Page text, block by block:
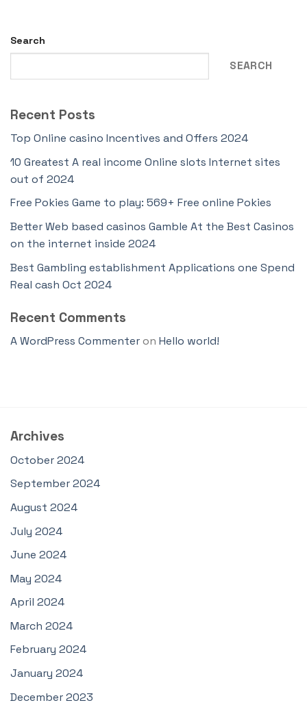
Search
SEARCH
Recent Posts
Top Online casino Incentives and Offers 2024
10 Greatest A real income Online slots Internet sites
out of 2024
Free Pokies Game to play: 569+ Free online Pokies
Better Web based casinos Gamble At the Best Casinos
on the internet inside 2024
Best Gambling establishment Applications one Spend
Real cash Oct 2024
Recent Comments
A WordPress Commenteron Hello world!
Archives
October 2024
September 2024
August 2024
July 2024
June 2024
May 2024
April 2024
March 2024
February 2024
January 2024
December 2023